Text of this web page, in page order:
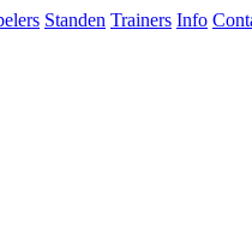
Standen Trainers Info